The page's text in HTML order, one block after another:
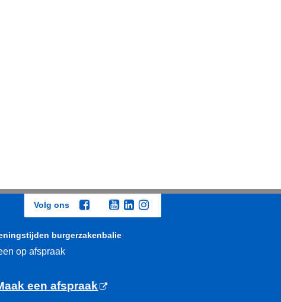
Volg ons
burgerzakenbalie
op afspraak
een afspraak